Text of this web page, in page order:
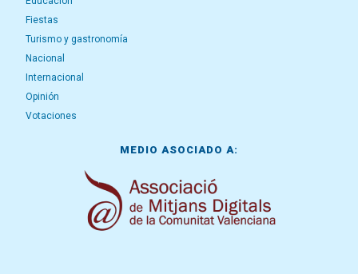
Fiestas
Turismo y gastronomía
Nacional
Internacional
Opinión
Votaciones
MEDIO ASOCIADO A: